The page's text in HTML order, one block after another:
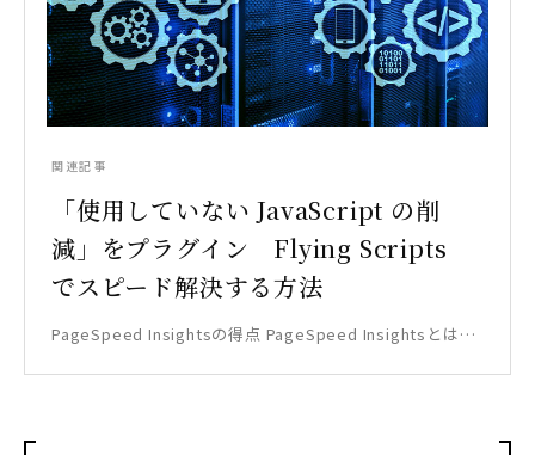
関連記事
「使用していない JavaScript の削
減」をプラグイン Flying Scripts
でスピード解決する方法
PageSpeed Insightsの得点 PageSpeed Insightsとは…